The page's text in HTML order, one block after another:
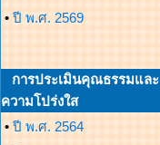
• ปี พ.ศ. 2569
การประเมินคุณธรรมและ
ความโปร่งใส
• ปี พ.ศ. 2564